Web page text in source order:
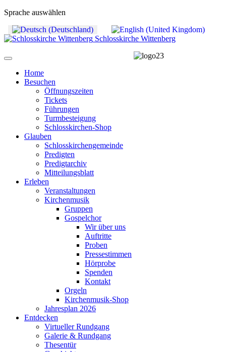
Sprache auswählen
Schlosskirche Wittenberg
Home
Besuchen
Öffnungszeiten
Tickets
Führungen
Turmbesteigung
Schlosskirchen-Shop
Glauben
Schlosskirchengemeinde
Predigten
Predigtarchiv
Mitteilungsblatt
Erleben
Veranstaltungen
Kirchenmusik
Gruppen
Gospelchor
Wir über uns
Auftritte
Proben
Pressestimmen
Hörprobe
Spenden
Kontakt
Orgeln
Kirchenmusik-Shop
Jahresplan 2026
Entdecken
Virtueller Rundgang
Galerie & Rundgang
Thesentür